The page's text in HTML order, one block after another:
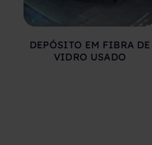
DEPÓSITO EM FIBRA DE
VIDRO USADO